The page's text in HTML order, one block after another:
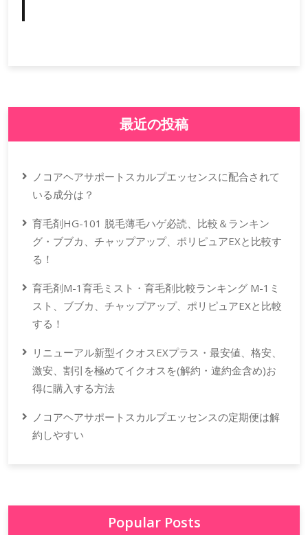
最近の投稿
ノコアヘアサポートスカルプエッセンスに配合されて
いる成分は？
育毛剤HG-101 脱毛薄毛ハゲ必読、比較＆ランキン
グ・ブブカ、チャップアップ、ポリピュアEXと比較す
る！
育毛剤M-1育毛ミスト・育毛剤比較ランキング M-1ミ
スト、ブブカ、チャップアップ、ポリピュアEXと比較
する！
リニューアル新型イクオスEXプラス・最安値、格安、
激安、割引を極めてイクオスを(解約・違約金含め)お
得に購入する方法
ノコアヘアサポートスカルプエッセンスの定期便は解
約しやすい
Popular Posts